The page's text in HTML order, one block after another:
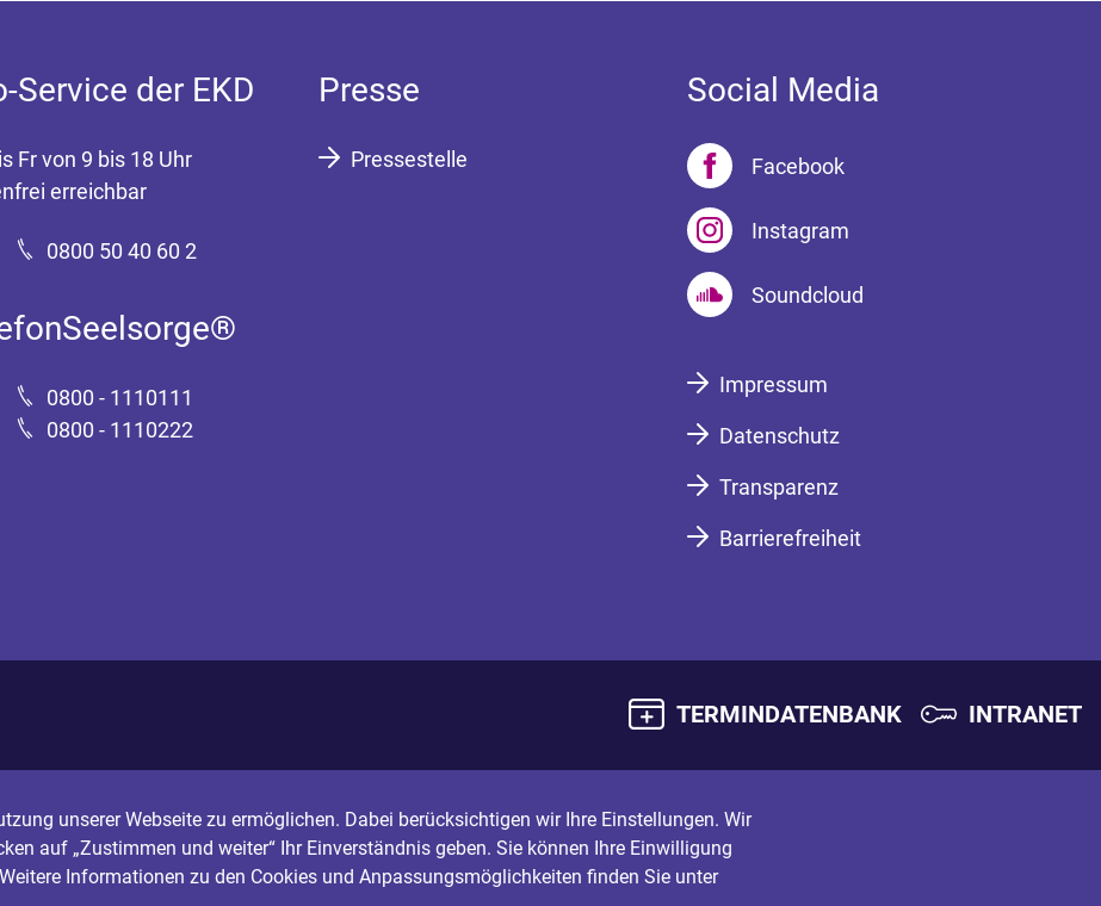
Service der EKD
Fr von 9 bis 18 Uhr
erreichbar
0800 50 40 60 2
0800 - 1110111
0800 - 1110222
Presse
Pressestelle
Social Media
Facebook
Instagram
Soundcloud
Impressum
Datenschutz
Transparenz
Barrierefreiheit
TERMINDATENBANK INTRANET
unserer Webseite zu ermöglichen. Dabei berücksichtigen wir Ihre Einstellungen. Wir
auf „Zustimmen und weiter“ Ihr Einverständnis geben. Sie können Ihre Einwilligung
Informationen zu den Cookies und Anpassungsmöglichkeiten finden Sie unter